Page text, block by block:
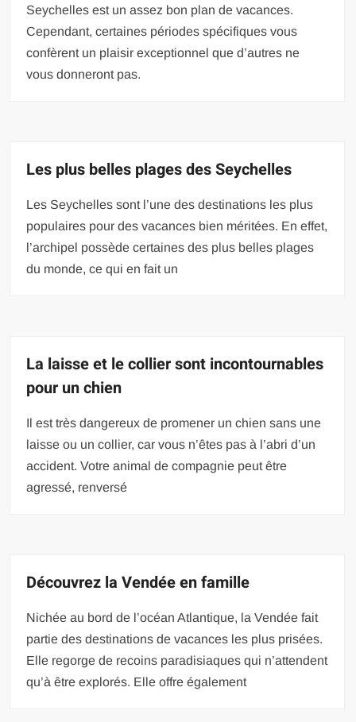
Seychelles est un assez bon plan de vacances.
Cependant, certaines périodes spécifiques vous
confèrent un plaisir exceptionnel que d’autres ne
vous donneront pas.
Les plus belles plages des Seychelles
Les Seychelles sont l’une des destinations les plus
populaires pour des vacances bien méritées. En effet,
l’archipel possède certaines des plus belles plages
du monde, ce qui en fait un
La laisse et le collier sont incontournables
pour un chien
Il est très dangereux de promener un chien sans une
laisse ou un collier, car vous n’êtes pas à l’abri d’un
accident. Votre animal de compagnie peut être
agressé, renversé
Découvrez la Vendée en famille
Nichée au bord de l’océan Atlantique, la Vendée fait
partie des destinations de vacances les plus prisées.
Elle regorge de recoins paradisiaques qui n’attendent
qu’à être explorés. Elle offre également